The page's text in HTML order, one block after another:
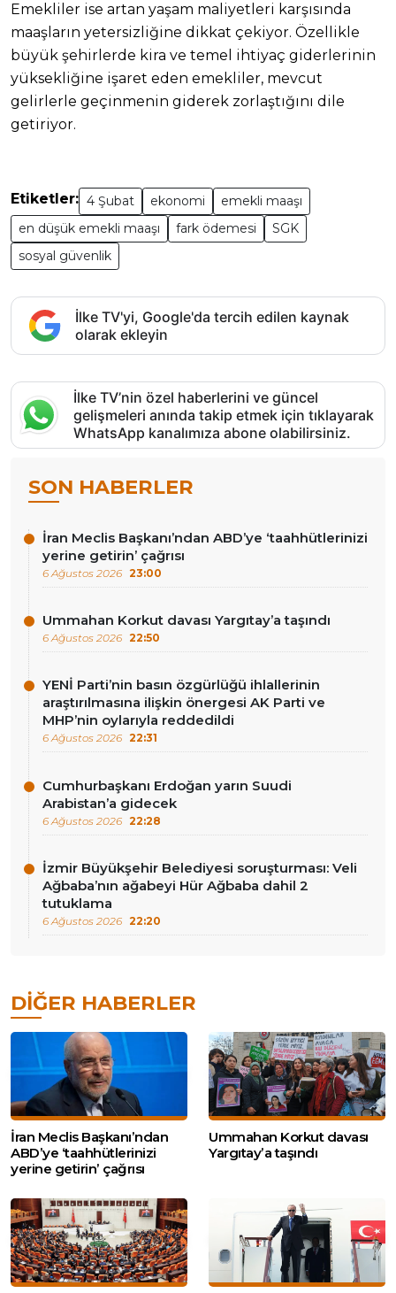
Emekliler ise artan yaşam maliyetleri karşısında
maaşların yetersizliğine dikkat çekiyor. Özellikle
büyük şehirlerde kira ve temel ihtiyaç giderlerinin
yüksekliğine işaret eden emekliler, mevcut
gelirlerle geçinmenin giderek zorlaştığını dile
getiriyor.
Etiketler: 4 Şubat ekonomi
emekli maaşı
en düşük emekli maaşı
fark ödemesi
SGK
sosyal güvenlik
İlke TV'yi, Google'da tercih edilen kaynak
olarak ekleyin
İlke TV’nin özel haberlerini ve güncel
gelişmeleri anında takip etmek için tıklayarak
WhatsApp kanalımıza abone olabilirsiniz.
SON HABERLER
İran Meclis Başkanı’ndan ABD’ye ‘taahhütlerinizi
yerine getirin’ çağrısı
6 Ağustos 2026 23:00
Ummahan Korkut davası Yargıtay’a taşındı
6 Ağustos 2026 22:50
YENİ Parti’nin basın özgürlüğü ihlallerinin
araştırılmasına ilişkin önergesi AK Parti ve
MHP’nin oylarıyla reddedildi
6 Ağustos 2026 22:31
Cumhurbaşkanı Erdoğan yarın Suudi
Arabistan’a gidecek
6 Ağustos 2026 22:28
İzmir Büyükşehir Belediyesi soruşturması: Veli
Ağbaba’nın ağabeyi Hür Ağbaba dahil 2
tutuklama
6 Ağustos 2026 22:20
DIĞER HABERLER
İran Meclis Başkanı’ndan
ABD’ye ‘taahhütlerinizi
yerine getirin’ çağrısı
Ummahan Korkut davası
Yargıtay’a taşındı